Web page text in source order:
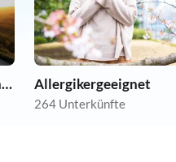
Günstige Ferienwohnungen Allergikergeeignet
264 Unterkünfte